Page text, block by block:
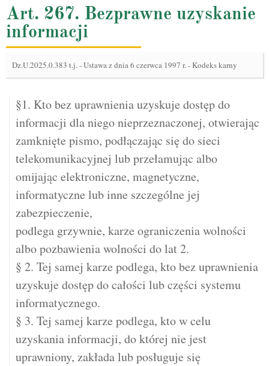
Art. 267. Bezprawne uzyskanie
informacji
Dz.U.2025.0.383 t.j.-Ustawa z dnia 6 czerwca 1997 r. - Kodeks karny
§1. Kto bez uprawnienia uzyskuje dostęp do
informacji dla niego nieprzeznaczonej, otwierając
zamknięte pismo, podłączając się do sieci
telekomunikacyjnej lub przełamując albo
omijając elektroniczne, magnetyczne,
informatyczne lub inne szczególne jej
zabezpieczenie,
podlega grzywnie, karze ograniczenia wolności
albo pozbawienia wolności do lat 2.
§ 2. Tej samej karze podlega, kto bez uprawnienia
uzyskuje dostęp do całości lub części systemu
informatycznego.
§ 3. Tej samej karze podlega, kto w celu
uzyskania informacji, do której nie jest
uprawniony, zakłada lub posługuje się